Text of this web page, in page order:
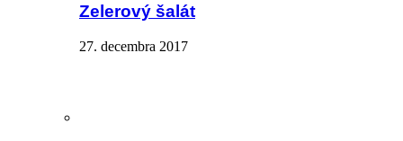
Zelerový šalát
27. decembra 2017